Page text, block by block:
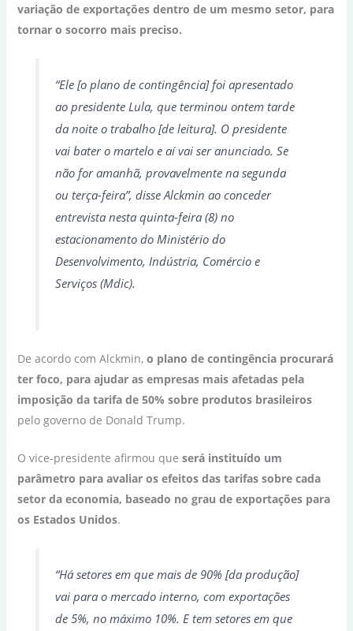
variação de exportações dentro de um mesmo setor, para
tornar o socorro mais preciso.
“Ele [o plano de contingência] foi apresentado
ao presidente Lula, que terminou ontem tarde
da noite o trabalho [de leitura]. O presidente
vai bater o martelo e aí vai ser anunciado. Se
não for amanhã, provavelmente na segunda
ou terça-feira”, disse Alckmin ao conceder
entrevista nesta quinta-feira (8) no
estacionamento do Ministério do
Desenvolvimento, Indústria, Comércio e
Serviços (Mdic).
De acordo com Alckmin, o plano de contingência procurará
ter foco, para ajudar as empresas mais afetadas pela
imposição da tarifa de 50% sobre produtos brasileiros
pelo governo de Donald Trump.
O vice-presidente afirmou que será instituído um
parâmetro para avaliar os efeitos das tarifas sobre cada
setor da economia, baseado no grau de exportações para
os Estados Unidos.
“Há setores em que mais de 90% [da produção]
vai para o mercado interno, com exportações
de 5%, no máximo 10%. E tem setores em que